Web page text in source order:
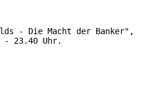
- Die Macht der Banker",
- 23.40 Uhr.